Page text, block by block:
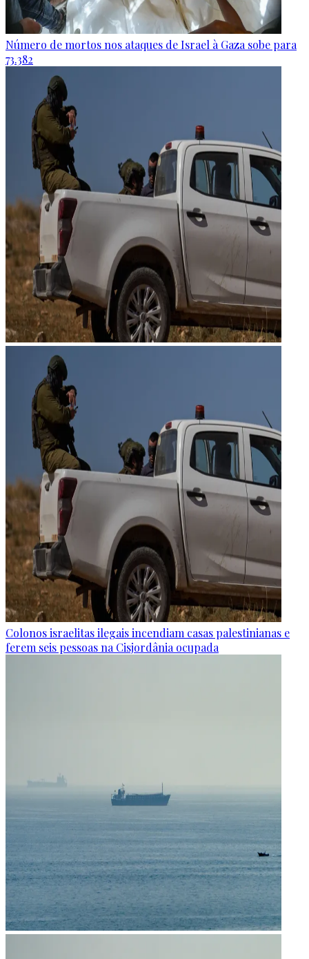
Número de mortos nos ataques de Israel à Gaza sobe para
73.382
Colonos israelitas ilegais incendiam casas palestinianas e
ferem seis pessoas na Cisjordânia ocupada